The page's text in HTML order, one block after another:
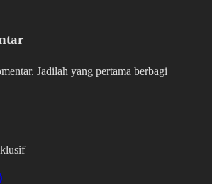
Jadilah yang pertama berbagi